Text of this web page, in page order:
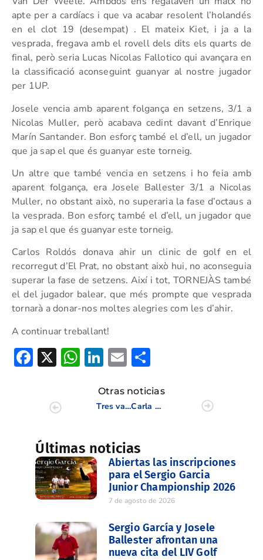
apte per a cardíacs i que va acabar resolent l’holandés
en el clot 19 (desempat) . El mateix Kiet, i ja a la
vesprada, fregava amb el rovell dels dits els quarts de
final, però seria Lucas Nicolas Fallotico qui avançara en
la classificació aconseguint guanyar al nostre jugador
per 1UP.
Josele vencia amb aparent folgança en setzens, 3/1 a
Nicolas Muller, però acabava cedint davant d’Enrique
Marín Santander. Bon esforç també el d’ell, un jugador
que ja sap el que és guanyar este torneig.
Un altre que també vencia en setzens i ho feia amb
aparent folgança, era Josele Ballester 3/1 a Nicolas
Muller, no obstant això, no superaria la fase d’octaus a
la vesprada. Bon esforç també el d’ell, un jugador que
ja sap el que és guanyar este torneig.
Carlos Roldós donava ahir un clinic de golf en el
recorregut d’El Prat, no obstant això hui, no aconseguia
superar la fase de setzens. Així i tot, TORNEJÀS també
el del jugador balear, que més prompte que vesprada
tornarà a donar-nos moltes alegries com les d’ahir.
A continuar treballant!
Facebook
X WhatsApp
LinkedIn
Email
Otras noticias
Tres valencianos dentro del top 10 en la Copa de S.M. El Rey
Carla Bernat y Rocío Tejedo se meten en cuartos de final de la Copa S.M. La Reina
Últimas noticias
Abiertas las inscripciones
para el Sergio Garcia
Junior Championship 2026
7 de agosto de 2026
Sergio García y Josele
Ballester afrontan una
nueva cita del LIV Golf